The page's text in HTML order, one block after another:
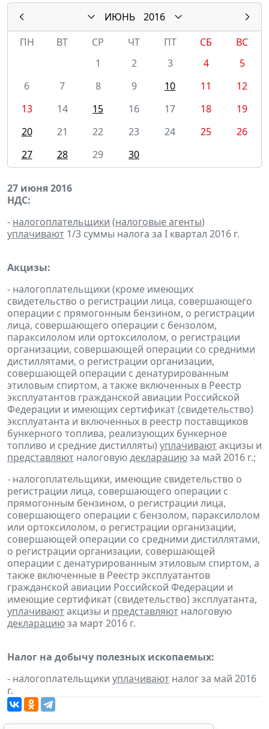
ИЮНЬ
2016
ПН
ВТ СР ЧТ ПТ СБ
ВС
1
2 3 4
5
6
7 8 9 10 11
12
13
14 15 16 17 18
19
20
21 22 23 24 25
26
27
28 29 30
27 июня 2016
НДС:
- налогоплательщики (налоговые агенты)
уплачивают 1/3 суммы налога за I квартал 2016 г.
Акцизы:
- налогоплательщики (кроме имеющих
свидетельство о регистрации лица, совершающего
операции с прямогонным бензином, о регистрации
лица, совершающего операции с бензолом,
параксилолом или ортоксилолом, о регистрации
организации, совершающей операции со средними
дистиллятами, о регистрации организации,
совершающей операции с денатурированным
этиловым спиртом, а также включенных в Реестр
эксплуатантов гражданской авиации Российской
Федерации и имеющих сертификат (свидетельство)
эксплуатанта и включенных в реестр поставщиков
бункерного топлива, реализующих бункерное
топливо и средние дистилляты) уплачиваютакцизы и
представляют налоговуюдекларациюза май 2016 г.;
- налогоплательщики, имеющие свидетельство о
регистрации лица, совершающего операции с
прямогонным бензином, о регистрации лица,
совершающего операции с бензолом, параксилолом
или ортоксилолом, о регистрации организации,
совершающей операции со средними дистиллятами,
о регистрации организации, совершающей
операции с денатурированным этиловым спиртом, а
также включенные в Реестр эксплуатантов
гражданской авиации Российской Федерации и
имеющие сертификат (свидетельство) эксплуатанта,
уплачиваютакцизы и представляют налоговую
декларациюза март 2016 г.
Налог на добычу полезных ископаемых:
- налогоплательщики уплачивают налог за май 2016
г.